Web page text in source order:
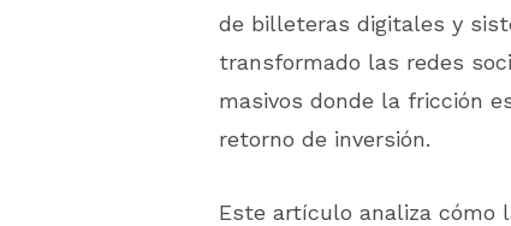
de billeteras digitales y
transformado las redes
masivos donde la fricción
retorno de inversión.
Este artículo analiza cómo